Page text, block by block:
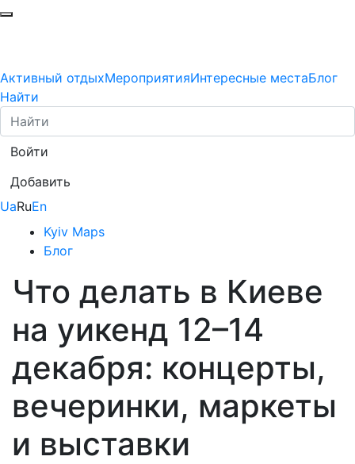
Активный отдыхМероприятияИнтересные местаБлог
Найти
Войти
Добавить
UaRuEn
Kyiv Maps
Блог
Что делать в Киеве
на уикенд 12–14
декабря: концерты,
вечеринки, маркеты
и выставки